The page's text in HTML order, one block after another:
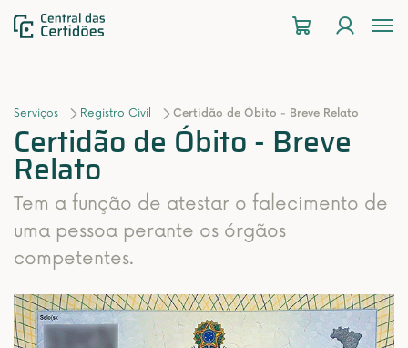
Serviços Registro Civil Certidão de Óbito - Breve Relato
Certidão de Óbito - Breve
Relato
Tem a função de atestar o falecimento de
uma pessoa perante os órgãos
competentes.